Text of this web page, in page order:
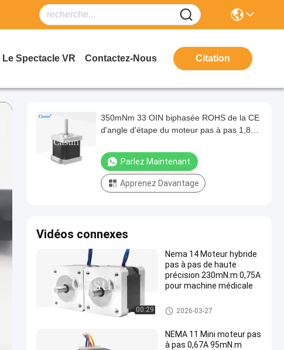
Le Spectacle VR Contactez-Nous Citation
350mNm 33 OIN biphasée ROHS de la CE
d'angle d'étape du moteur pas à pas 1,8
Parlez Maintenant.
Apprenez Davantage
Vidéos connexes
00:29
Nema 14 Moteur hybride
pas à pas de haute
précision 230mN.m 0,75A
pour machine médicale
Moteur pas à pas de la NEMA
14
2026-03-27
NEMA 11 Mini moteur pas
à pas 0,67A 95mN.m